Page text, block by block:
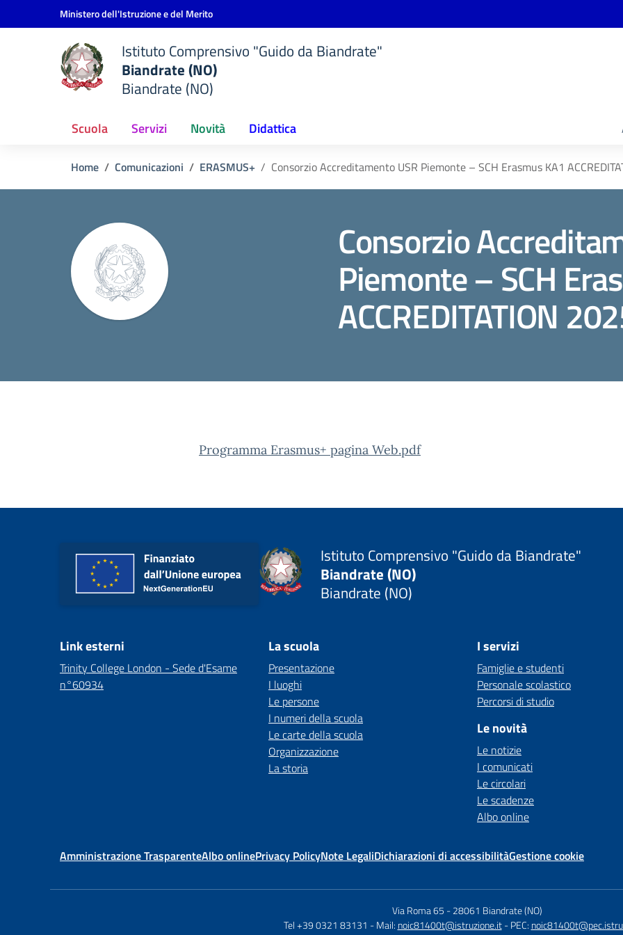
Vai ai contenuti
Vai al menu di navigazioneMinistero dell'Istruzione e del Merito
Istituto Comprensivo "Guido da Biandrate"
Biandrate (NO)
Biandrate (NO)
Scuola Servizi Novità Didattica
Home Comunicazioni ERASMUS+ Consorzio Accreditamento USR Piemonte – SCH Erasmus KA1
Consorzio
Piemonte – SCH
ACCREDITATION
Programma Erasmus+ pagina Web.pdf
Istituto Comprensivo "Guido da Biandrate"
Biandrate (NO)
Biandrate (NO)
Link esterni
Trinity College London - Sede d'Esame
n°60934
La scuola
Presentazione
I luoghi
Le persone
I numeri della scuola
Le carte della scuola
Organizzazione
La storia
I servizi
Famiglie e studenti
Personale scolastico
Percorsi di studio
Le novità
Le notizie
I comunicati
Le circolari
Le scadenze
Albo online
Amministrazione TrasparenteAlbo onlinePrivacy PolicyNote LegaliDichiarazioni di accessibilitàGestione cookie
Via Roma 65 -28061 Biandrate (NO)
Tel +39 0321 83131 - Mail: noic81400t@istruzione.it - PEC: